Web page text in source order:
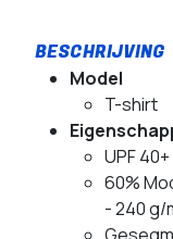
Model
T-shirt
UPF 40+
60%
- 240 g/